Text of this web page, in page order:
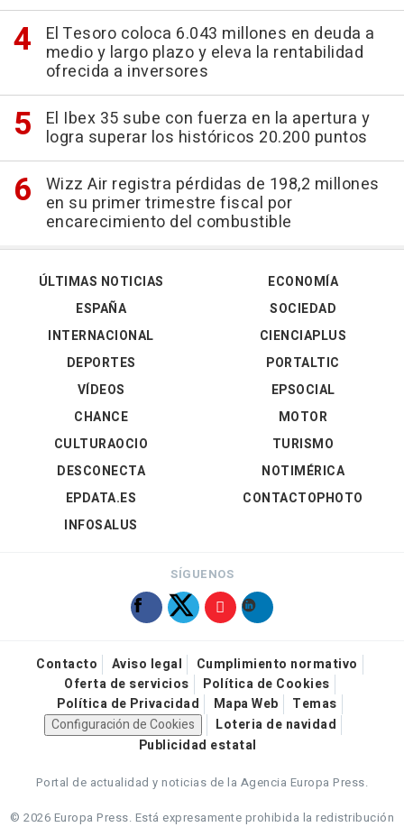
El Tesoro coloca 6.043 millones en deuda a
medio y largo plazo y eleva la rentabilidad
ofrecida a inversores
El Ibex 35 sube con fuerza en la apertura y
logra superar los históricos 20.200 puntos
Wizz Air registra pérdidas de 198,2 millones
en su primer trimestre fiscal por
encarecimiento del combustible
ÚLTIMAS NOTICIAS
ESPAÑA
INTERNACIONAL
DEPORTES
VÍDEOS
ECONOMÍA
SOCIEDAD
CIENCIAPLUS
PORTALTIC
EPSOCIAL
CHANCE
CULTURAOCIO
DESCONECTA
EPDATA.ES
INFOSALUS
MOTOR
TURISMO
NOTIMÉRICA
CONTACTOPHOTO
SÍGUENOS
Contacto Aviso legal
Cumplimiento normativo
Oferta de servicios
Política de Cookies
Política de Privacidad
Mapa Web
Temas
Configuración de Cookies
Loteria de navidad
Publicidad estatal
Portal de actualidad y noticias de la Agencia Europa Press.
© 2026 Europa Press. Está expresamente prohibida la redistribución